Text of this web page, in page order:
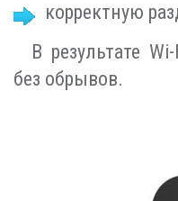
корректную
В результате
без обрывов.